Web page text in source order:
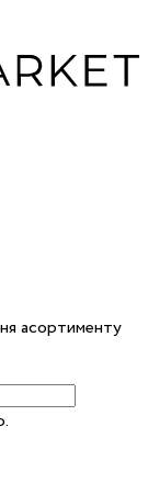
асортименту